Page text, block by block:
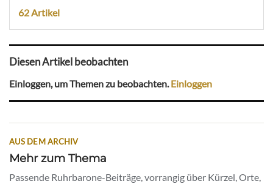
62 Artikel
Diesen Artikel beobachten
Einloggen, um Themen zu beobachten.Einloggen
AUS DEM ARCHIV
Mehr zum Thema
Passende Ruhrbarone-Beiträge, vorrangig über Kürzel, Orte,